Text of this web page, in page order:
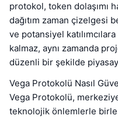
protokol, token dolaşımı
dağıtım zaman çizelgesi
ve potansiyel
kalmaz, aynı zamanda
düzenli bir şekilde
Vega Protokolü Nasıl
Vega Protokolü,
teknolojik önlemlerle